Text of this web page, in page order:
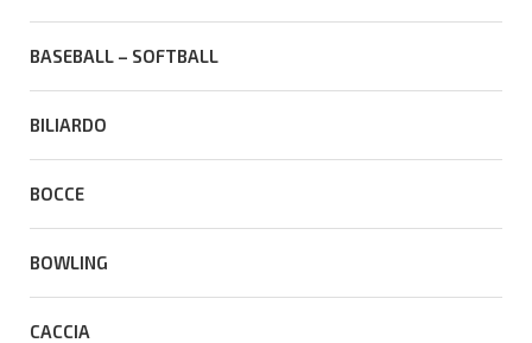
BASEBALL – SOFTBALL
BILIARDO
BOCCE
BOWLING
CACCIA